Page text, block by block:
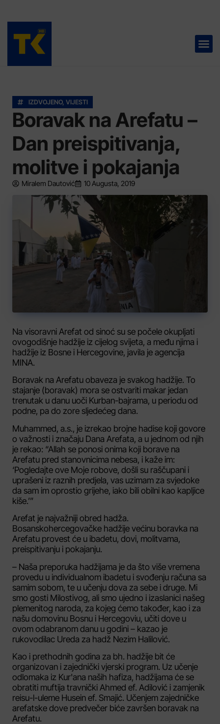
IZDVOJENO, VIJESTI
Boravak na Arefatu –
Dan preispitivanja,
molitve i pokajanja
Miralem Dautović 10 Augusta, 2019
Na visoravni Arefat od sinoć su se počele okupljati
ovogodišnje hadžije iz cijelog svijeta, a među njima i
hadžije iz Bosne i Hercegovine, javila je agencija
MINA.
Boravak na Arefatu obaveza je svakog hadžije. To
stajanje (boravak) mora se ostvariti makar jedan
trenutak u danu uoči Kurban-bajrama, u periodu od
podne, pa do zore sljedećeg dana.
Muhammed, a.s., je izrekao brojne hadise koji govore
o važnosti i značaju Dana Arefata, a u jednom od njih
je rekao: “Allah se ponosi onima koji borave na
Arefatu pred stanovnicima nebesa, i kaže im:
‘Pogledajte ove Moje robove, došli su raščupani i
uprašeni iz raznih predjela, vas uzimam za svjedoke
da sam im oprostio grijehe, iako bili obilni kao kapljice
kiše.’”
Arefat je najvažniji obred hadža.
Bosanskohercegovačke hadžije većinu boravka na
Arefatu provest će u ibadetu, dovi, molitvama,
preispitivanju i pokajanju.
– Naša preporuka hadžijama je da što više vremena
provedu u individualnom ibadetu i svođenju računa sa
samim sobom, te u učenju dova za sebe i druge. Mi
smo gosti Milostivog, ali smo ujedno i izaslanici našeg
plemenitog naroda, za kojeg ćemo također, kao i za
našu domovinu Bosnu i Hercegoviu, učiti dove u
ovom odabranom danu u godini – kazao je
rukovodilac Ureda za hadž Nezim Halilović.
Kao i prethodnih godina za bh. hadžije bit će
organizovan i zajednički vjerski program. Uz učenje
odlomaka iz Kur'ana naših hafiza, hadžijama će se
obratiti muftija travnički Ahmed ef. Adilović i zamjenik
reisu-l-uleme Husein ef. Smajić. Učenjem zajedničke
arefatske dove predvečer biće završen boravak na
Arefatu.